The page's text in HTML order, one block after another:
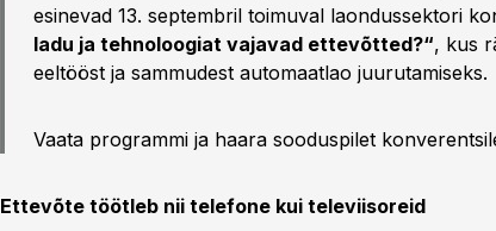
esinevad 13. septembril toimuval laondussektori
ladu ja tehnoloogiat vajavad ettevõtted?“, kus
eeltööst ja sammudest automaatlao juurutamiseks.
Vaata programmi ja haara sooduspilet
Ettevõte töötleb nii telefone kui televiisoreid